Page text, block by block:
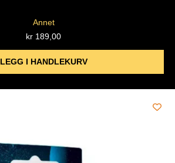
Annet
kr 189,00
LEGG I HANDLEKURV